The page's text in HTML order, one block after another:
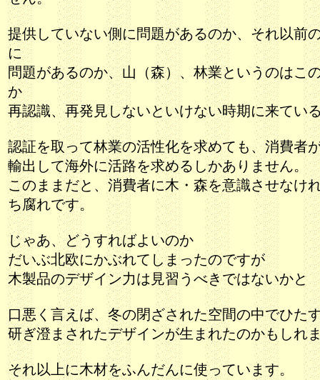
提供していない側に問題があるのか、それ以前
に
問題があるのか、山（森）、林業というのはこ
か
再認識、再発見しないといけない時期に来てい
認証を取って林業の活性化を求めても、消費者
輸出して海外に活路を求めるしかありません。
このままだと、消費者に木・森を意識させなけ
ち腐れです。
じゃあ、どうすればよいのか
だいぶ北欧にかぶれてしまったのですが
木製品のデザイン力は見習うべきではないかと
口悪く言えば、冬の閉ざされた空間の中でひた
研ぎ澄まされたデザインが生まれたのかもしれ
それ以上に木材をふんだんに使っています。